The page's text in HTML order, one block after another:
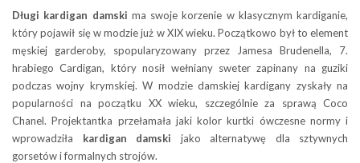
Długi kardigan damski ma swoje korzenie w klasycznym kardiganie,
który pojawił się w modzie już w XIX wieku. Początkowo był to element
męskiej garderoby, spopularyzowany przez Jamesa Brudenella, 7.
hrabiego Cardigan, który nosił wełniany sweter zapinany na guziki
podczas wojny krymskiej. W modzie damskiej kardigany zyskały na
popularności na początku XX wieku, szczególnie za sprawą Coco
Chanel. Projektantka przełamała jaki kolor kurtki ówczesne normy i
wprowadziła kardigan damski jako alternatywę dla sztywnych
gorsetów i formalnych strojów.